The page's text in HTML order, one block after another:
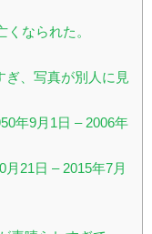
なられた。
ぎ、写真が別人に見
年9月1日 – 2006年
21日 – 2015年7月